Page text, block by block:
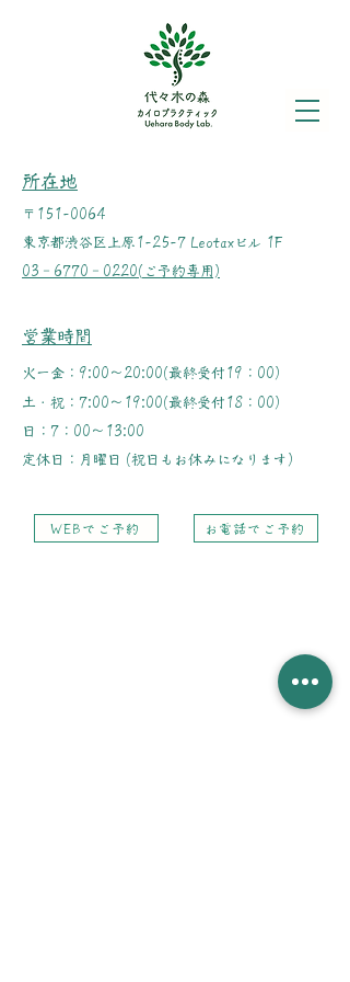
​所在地
​〒151-0064
東京都渋谷区上原1-25-7 Leotaxビル 1F
03‐6770‐0220(ご予約専用)
​営業時間
火ー金：9:00〜20:00(最終受付19：00)
土・祝：7:00〜19:00(最終受付18：00)
日：7：00～13:00
定休日：月曜日 (祝日もお休みになります)
WEBでご予約 お電話でご予約